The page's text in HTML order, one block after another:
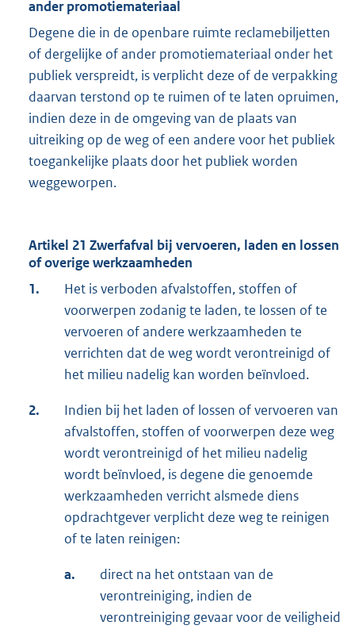
ander promotiemateriaal
Degene die in de openbare ruimte reclamebiljetten
of dergelijke of ander promotiemateriaal onder het
publiek verspreidt, is verplicht deze of de verpakking
daarvan terstond op te ruimen of te laten opruimen,
indien deze in de omgeving van de plaats van
uitreiking op de weg of een andere voor het publiek
toegankelijke plaats door het publiek worden
weggeworpen.
Artikel 21 Zwerfafval bij vervoeren, laden en lossen
of overige werkzaamheden
1.
Het is verboden afvalstoffen, stoffen of
voorwerpen zodanig te laden, te lossen of te
vervoeren of andere werkzaamheden te
verrichten dat de weg wordt verontreinigd of
het milieu nadelig kan worden beïnvloed.
2.
Indien bij het laden of lossen of vervoeren van
afvalstoffen, stoffen of voorwerpen deze weg
wordt verontreinigd of het milieu nadelig
wordt beïnvloed, is degene die genoemde
werkzaamheden verricht alsmede diens
opdrachtgever verplicht deze weg te reinigen
of te laten reinigen:
a.
direct na het ontstaan van de
verontreiniging, indien de
verontreiniging gevaar voor de veiligheid